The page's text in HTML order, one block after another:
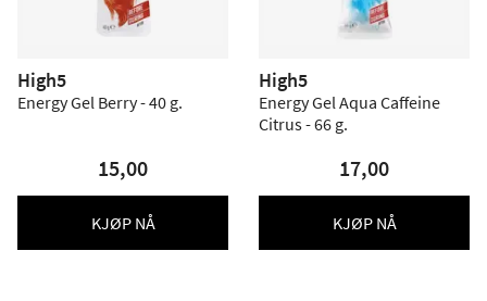
High5
Energy Gel Berry - 40 g.
15,00
KJØP NÅ
High5
Energy Gel Aqua Caffeine
Citrus - 66 g.
17,00
KJØP NÅ